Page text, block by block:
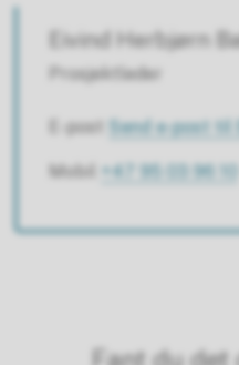
Eivind Herbjørn
Prosjektleder
E-post Send e-post til
Mobil +47 95 03 96 10